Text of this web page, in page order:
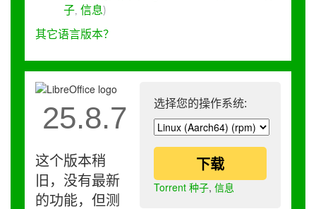
子, 信息)
其它语言版本？
选择您的操作系统:
下载
Torrent 种子, 信息
25.8.7
这个版本稍
旧，没有最新
的功能，但测